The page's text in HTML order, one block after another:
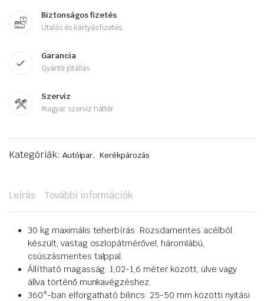
Biztonságos fizetés
Utalás és kártyás fizetés.
Garancia
Gyártói jótállás
Szerviz
Magyar szerviz háttér
Kategóriák: Autóipar, Kerékpározás
Leírás További információk
30 kg maximális teherbírás: Rozsdamentes acélból
készült, vastag oszlopátmérővel, háromlábú,
csúszásmentes talppal.
Állítható magasság: 1,02-1,6 méter között, ülve vagy
állva történő munkavégzéshez.
360°-ban elforgatható bilincs: 25-50 mm közötti nyitási